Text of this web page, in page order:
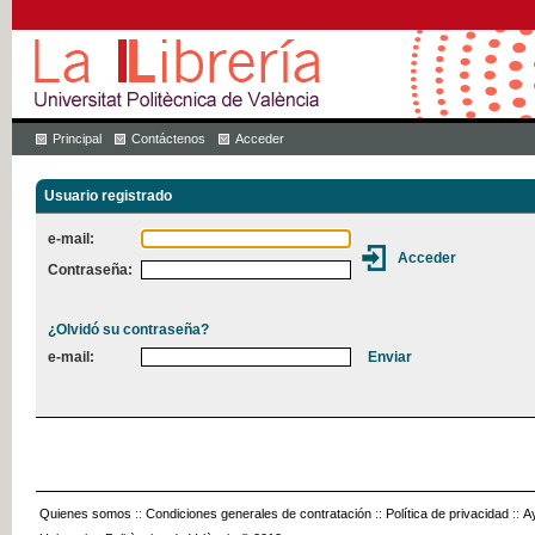
Principal Contáctenos Acceder
Usuario registrado
e-mail:
Contraseña:
¿Olvidó su contraseña?
e-mail:
Quienes somos :: Condiciones generales de contratación :: Política de privacidad ::